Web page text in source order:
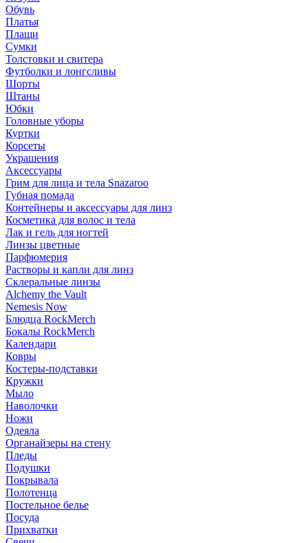
Обувь
Платья
Плащи
Сумки
Толстовки и свитера
Футболки и лонгсливы
Шорты
Штаны
Юбки
Головные уборы
Куртки
Корсеты
Украшения
Аксессуары
Грим для лица и тела Snazaroo
Губная помада
Контейнеры и аксессуары для линз
Косметика для волос и тела
Лак и гель для ногтей
Линзы цветные
Парфюмерия
Растворы и капли для линз
Склеральные линзы
Alchemy the Vault
Nemesis Now
Блюдца RockMerch
Бокалы RockMerch
Календари
Ковры
Костеры-подставки
Кружки
Мыло
Наволочки
Ножи
Одеяла
Органайзеры на стену
Пледы
Подушки
Покрывала
Полотенца
Постельное белье
Посуда
Прихватки